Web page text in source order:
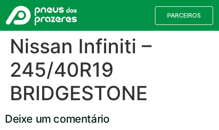
PARCEIROS
Nissan Infiniti –
245/40R19
BRIDGESTONE
Deixe um comentário